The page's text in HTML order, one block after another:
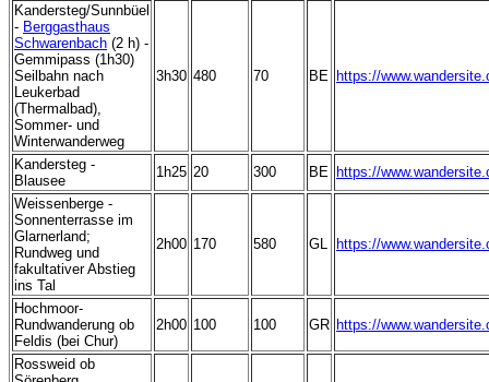
Kandersteg/Sunnbüel
- Berggasthaus
Schwarenbach (2 h) -
Gemmipass (1h30)
Seilbahn nach
Leukerbad
(Thermalbad),
Sommer- und
Winterwanderweg
3h30 480 70 BE https://
Kandersteg -
Blausee
1h25 20 300 BE
https://
Weissenberge -
Sonnenterrasse im
Glarnerland;
Rundweg und
fakultativer Abstieg
ins Tal
2h00 170 580 GL https://
Hochmoor-
Rundwanderung ob
Feldis (bei Chur)
2h00 100 100 GR https://
Rossweid ob